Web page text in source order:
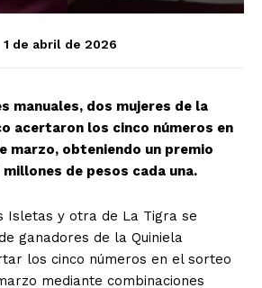
1 de abril de 2026
manuales, dos mujeres de la
acertaron los cinco números en
marzo, obteniendo un premio
de pesos cada una.
Isletas y otra de La Tigra se
ganadores de la Quiniela
los cinco números en el sorteo
mediante combinaciones